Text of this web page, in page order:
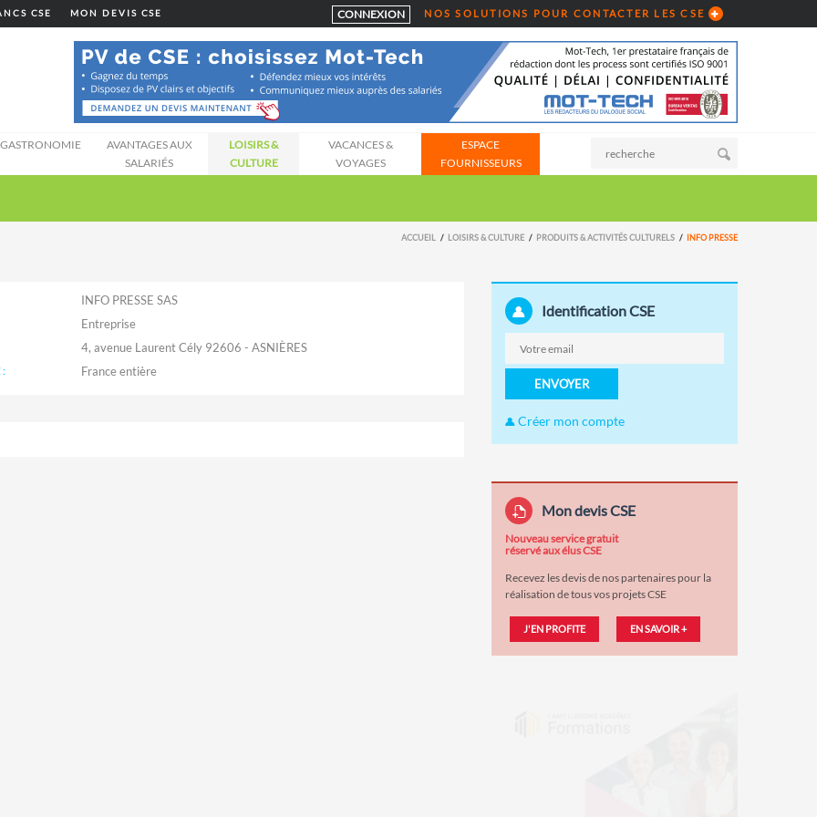
CSE MON DEVIS CSE CONNEXION NOS SOLUTIONS POUR CONTACTER LES CSE
GASTRONOMIE
AVANTAGES AUX
SALARIÉS
LOISIRS &
CULTURE
VACANCES &
VOYAGES
ESPACE
FOURNISSEURS
ACCUEIL LOISIRS & CULTURE PRODUITS & ACTIVITÉS CULTURELS INFO PRESSE
INFO PRESSE SAS
Entreprise
4, avenue Laurent Cély 92606 - ASNIÈRES
:
Identification CSE
ENVOYER
Créer mon compte
Mon devis CSE
Nouveau service gratuit
réservé aux élus CSE
Recevez les devis de nos partenaires pour la
réalisation de tous vos projets CSE
J'EN PROFITE EN SAVOIR +